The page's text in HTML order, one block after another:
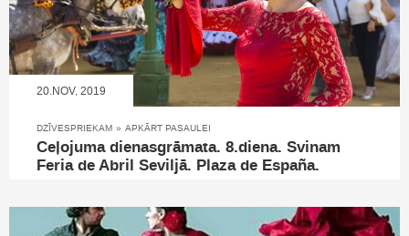
20.NOV, 2019
DZĪVESPRIEKAM » APKĀRT PASAULEI
Ceļojuma dienasgrāmata. 8.diena. Svinam
Feria de Abril Seviljā. Plaza de España.